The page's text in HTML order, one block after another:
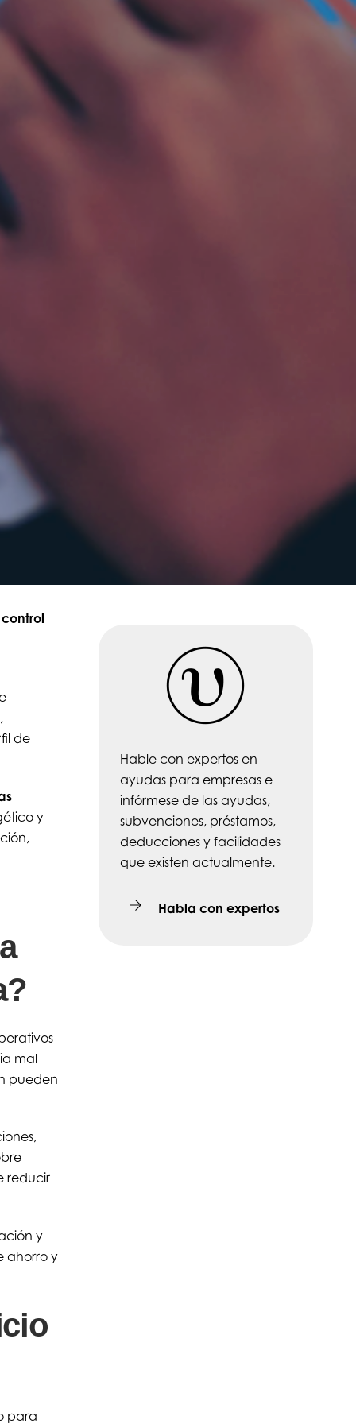
de
y
mal
pueden
reducir
y
ahorro y
para
Hable con expertos en
ayudas para empresas e
infórmese de las ayudas,
subvenciones, préstamos,
deducciones y facilidades
que existen actualmente.
Habla con expertos